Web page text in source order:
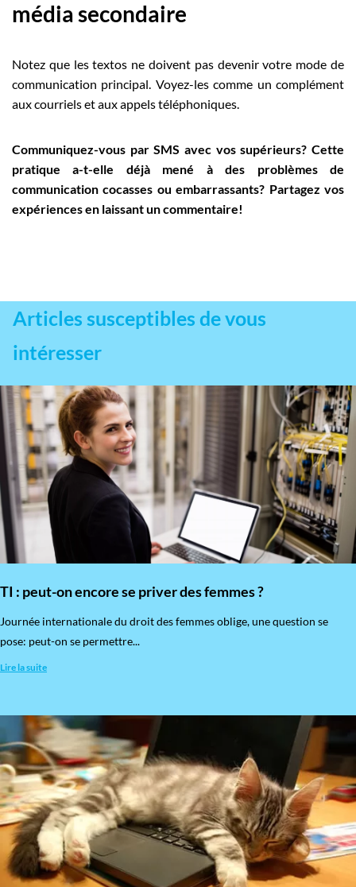
média secondaire
Notez que les textos ne doivent pas devenir votre mode de
communication principal. Voyez-les comme un complément
aux courriels et aux appels téléphoniques.
Communiquez-vous par SMS avec vos supérieurs? Cette
pratique a-t-elle déjà mené à des problèmes de
communication cocasses ou embarrassants? Partagez vos
expériences en laissant un commentaire!
Articles susceptibles de vous
intéresser
TI : peut-on encore se priver des femmes ?
​Journée internationale du droit des femmes oblige, une question se
pose: peut-on se permettre...
Lire la suite